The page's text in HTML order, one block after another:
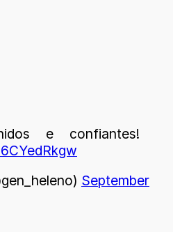
e confiantes!
September